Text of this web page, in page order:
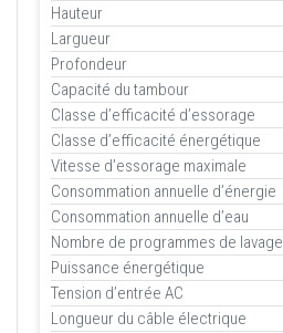
Hauteur
Largueur
Profondeur
Capacité du tambour
Classe d’efficacité d’essorage
Classe d’efficacité énergétique
Vitesse d’essorage maximale
Consommation annuelle d’énergie
Consommation annuelle d’eau
Nombre de programmes de lavage
Puissance énergétique
Tension d’entrée AC
Longueur du câble électrique